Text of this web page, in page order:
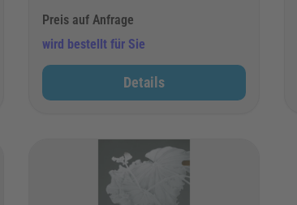
Preis auf Anfrage
wird bestellt für Sie
Details